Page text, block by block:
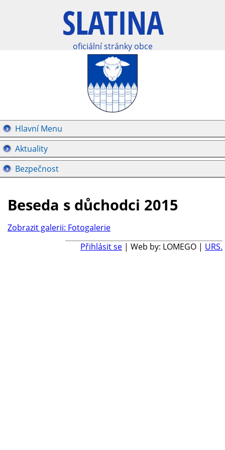
oficiální stránky obce
Hlavní Menu
Aktuality
Bezpečnost
Beseda s důchodci 2015
Zobrazit galerii: Fotogalerie
Přihlásit se | Web by: LOMEGO | URS.